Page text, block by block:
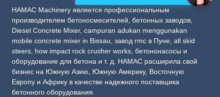
HAMAC Machinery является профессиональным
производителем бетоносмесителей, бетонных заводов,
Diesel Concrete Mixer, campuran adukan menggunakan
mobile concrete mixer in Bissau завод rmc в Пуне, all skid
steers, how impact rock crusher works, бетононасосы и
оборудование для бетона и т. д. HAMAC расширила свой
бизнес на Южную Азию, Южную Америку, Восточную
Европу и Африку в качестве надежного поставщика
бетонного оборудования.